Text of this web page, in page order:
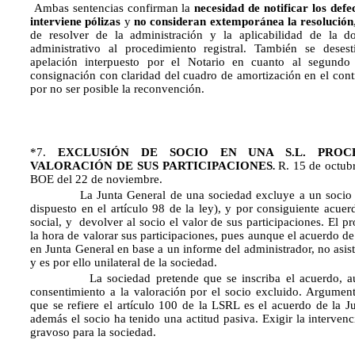
Ambas sentencias confirman lanecesidad de notificar los
interviene pólizas y no consideran extemporánea la resolución
de resolver de la administración y la aplicabilidad de la
administrativo al procedimiento registral. También se
apelación interpuesto por el Notario en cuanto al segundo
consignación con claridad del cuadro de amortización en el
por no ser posible la reconvención.
*7. EXCLUSIÓN DE SOCIO EN UNA S.L.
VALORACIÓN DE SUS PARTICIPACIONES. R. 15 de
BOE del 22 de noviembre.
La Junta General de una sociedad excluye a un socio
dispuesto en el artículo 98 de la ley), y por consiguiente
social, y devolver al socio el valor de sus participaciones. El
la hora de valorar sus participaciones, pues aunque el acuerdo
en Junta General en base a un informe del administrador, no
y es por ello unilateral de la sociedad.
La sociedad pretende que se inscriba el acuerdo,
consentimiento a la valoración por el socio excluido.
que se refiere el artículo 100 de la LSRL es el acuerdo de la
además el socio ha tenido una actitud pasiva. Exigir la
gravoso para la sociedad.